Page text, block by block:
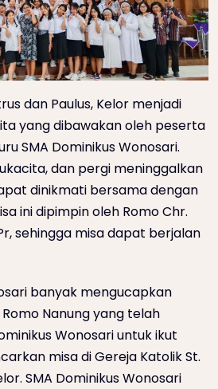
dan Paulus, Kelor menjadi
yang dibawakan oleh peserta
SMA Dominikus Wonosari.
dan pergi meninggalkan
dinikmati bersama dengan
ini dipimpin oleh Romo Chr.
sehingga misa dapat berjalan
banyak mengucapkan
Nanung yang telah
Wonosari untuk ikut
misa di Gereja Katolik St.
SMA Dominikus Wonosari